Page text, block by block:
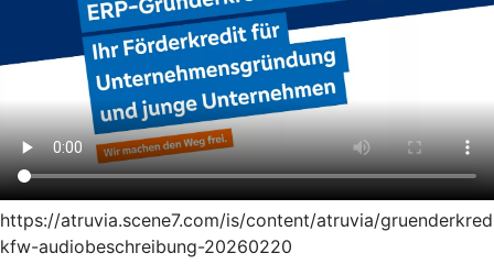
https://atruvia.scene7.com/is/content/atruvia/
kfw-audiobeschreibung-20260220